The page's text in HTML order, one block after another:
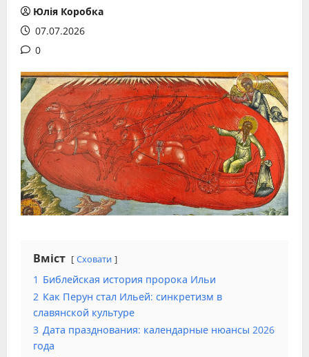
Юлія Коробка
07.07.2026
0
Вміст Сховати
1 Библейская история пророка Ильи
2 Как Перун стал Ильей: синкретизм в
славянской культуре
3 Дата празднования: календарные нюансы 2026
года